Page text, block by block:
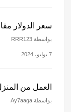
سعر الدولار
بواسطة RRR123
7 يوليو، 2024
العمل من
بواسطة Ay7aaga